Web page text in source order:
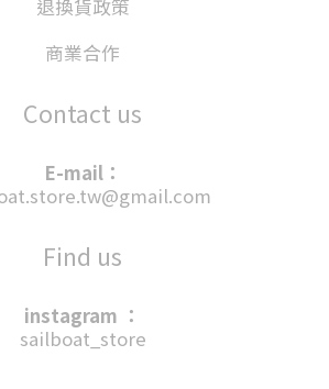
退換貨政策
商業合作
Contact us
E-mail：
Find us
instagram ：
sailboat_store